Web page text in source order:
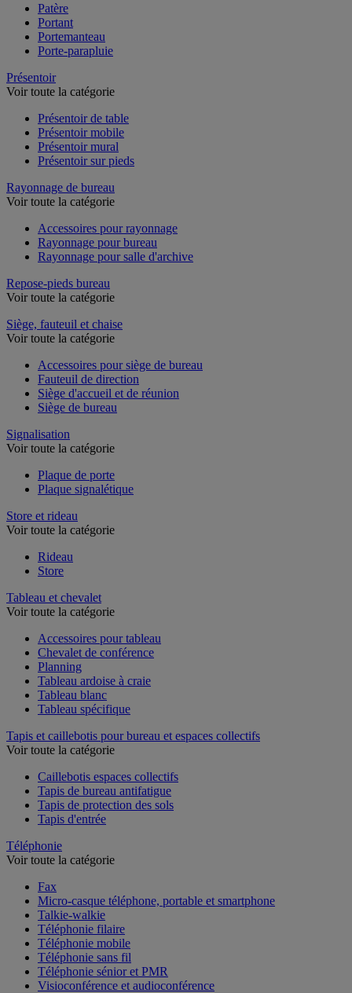
Patère
Portant
Portemanteau
Porte-parapluie
Présentoir
Voir toute la catégorie
Présentoir de table
Présentoir mobile
Présentoir mural
Présentoir sur pieds
Rayonnage de bureau
Voir toute la catégorie
Accessoires pour rayonnage
Rayonnage pour bureau
Rayonnage pour salle d'archive
Repose-pieds bureau
Voir toute la catégorie
Siège, fauteuil et chaise
Voir toute la catégorie
Accessoires pour siège de bureau
Fauteuil de direction
Siège d'accueil et de réunion
Siège de bureau
Signalisation
Voir toute la catégorie
Plaque de porte
Plaque signalétique
Store et rideau
Voir toute la catégorie
Rideau
Store
Tableau et chevalet
Voir toute la catégorie
Accessoires pour tableau
Chevalet de conférence
Planning
Tableau ardoise à craie
Tableau blanc
Tableau spécifique
Tapis et caillebotis pour bureau et espaces collectifs
Voir toute la catégorie
Caillebotis espaces collectifs
Tapis de bureau antifatigue
Tapis de protection des sols
Tapis d'entrée
Téléphonie
Voir toute la catégorie
Fax
Micro-casque téléphone, portable et smartphone
Talkie-walkie
Téléphonie filaire
Téléphonie mobile
Téléphonie sans fil
Téléphonie sénior et PMR
Visioconférence et audioconférence